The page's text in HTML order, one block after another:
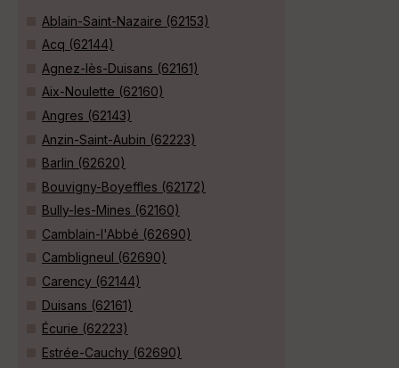
Ablain-Saint-Nazaire (62153)
Acq (62144)
Agnez-lès-Duisans (62161)
Aix-Noulette (62160)
Angres (62143)
Anzin-Saint-Aubin (62223)
Barlin (62620)
Bouvigny-Boyeffles (62172)
Bully-les-Mines (62160)
Camblain-l'Abbé (62690)
Cambligneul (62690)
Carency (62144)
Duisans (62161)
Écurie (62223)
Estrée-Cauchy (62690)